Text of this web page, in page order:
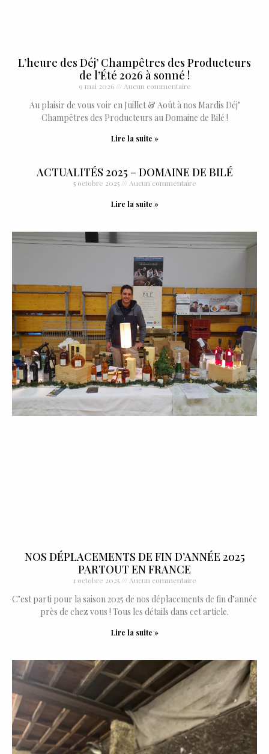
L’heure des Déj’ Champêtres des Producteurs
de l’Été 2026 à sonné !
9 mai 2026 Aucun commentaire
Au plaisir de vous voir en Juillet & Août à nos Mardis Déj’
Champêtres des Producteurs au Domaine de Bilé !
Lire la suite »
ACTUALITÉS 2025 – DOMAINE DE BILÉ
5 octobre 2025 Aucun commentaire
Lire la suite »
NOS DÉPLACEMENTS DE FIN D’ANNÉE 2025
PARTOUT EN FRANCE
1 octobre 2025 Aucun commentaire
C’est parti pour la saison 2025 de nos déplacements de fin d’année
près de chez vous ! Tous les détails dans cet article.
Lire la suite »